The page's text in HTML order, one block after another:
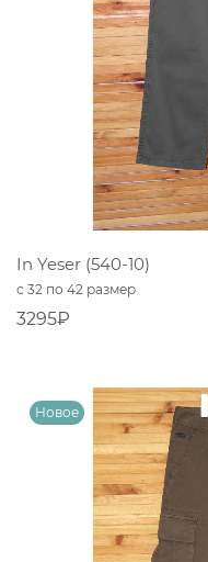
In Yeser (540-10)
с 32 по 42 размер
3295₽